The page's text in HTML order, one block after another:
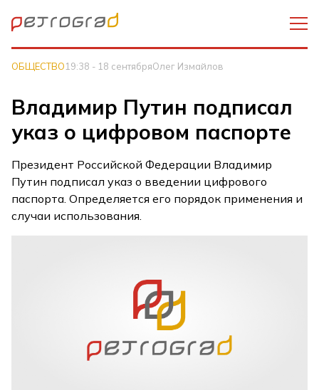
ОБЩЕСТВО19:38 - 18 сентябряОлег Измайлов
Владимир Путин подписал
указ о цифровом паспорте
Президент Российской Федерации Владимир
Путин подписал указ о введении цифрового
паспорта. Определяется его порядок применения и
случаи использования.